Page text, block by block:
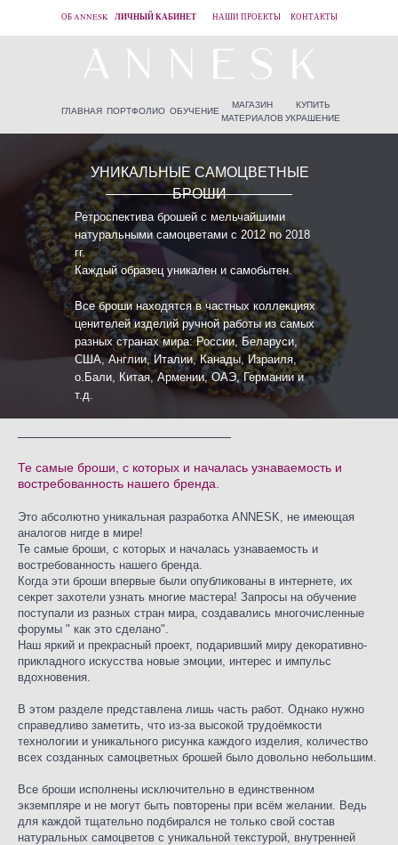
ОБ ANNESK ЛИЧНЫЙ КАБИНЕТ КОНТАКТЫ
НАШИ ПРОЕКТЫ
ОБУЧЕНИЕ
КУПИТЬ
УКРАШЕНИЕ
МАГАЗИН
МАТЕРИАЛОВ
ПОРТФОЛИО
ГЛАВНАЯ
УНИКАЛЬНЫЕ САМОЦВЕТНЫЕ
БРОШИ
Ретроспектива брошей с мельчайшими
натуральными самоцветами с 2012 по 2018
гг.
Каждый образец уникален и самобытен.
Все броши находятся в частных коллекциях
ценителей изделий ручной работы из самых
разных странах мира: России, Беларуси,
США, Англии, Италии, Канады, Израиля,
о.Бали, Китая, Армении, ОАЭ, Германии и
т.д.
Те самые броши, с которых и началась узнаваемость и
востребованность нашего бренда.
Это абсолютно уникальная разработка ANNESK, не имеющая
аналогов нигде в мире!
Те самые броши, с которых и началась узнаваемость и
востребованность нашего бренда.
Когда эти броши впервые были опубликованы в интернете, их
секрет захотели узнать многие мастера! Запросы на обучение
поступали из разных стран мира, создавались многочисленные
форумы " как это сделано".
Наш яркий и прекрасный проект, подаривший миру декоративно-
прикладного искусства новые эмоции, интерес и импульс
вдохновения.
В этом разделе представлена лишь часть работ. Однако нужно
справедливо заметить, что из-за высокой трудоёмкости
технологии и уникального рисунка каждого изделия, количество
всех созданных самоцветных брошей было довольно небольшим.
Все броши исполнены исключительно в единственном
экземпляре и не могут быть повторены при всём желании. Ведь
для каждой тщательно подбирался не только свой состав
натуральных самоцветов с уникальной текстурой, внутренней